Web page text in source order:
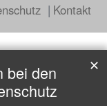
Kontakt
bei den
✕